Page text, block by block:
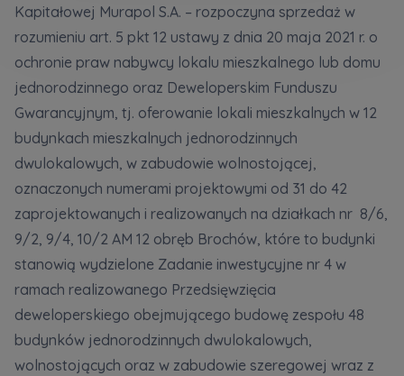
Kapitałowej Murapol S.A. – rozpoczyna sprzedaż w
rozumieniu art. 5 pkt 12 ustawy z dnia 20 maja 2021 r. o
ochronie praw nabywcy lokalu mieszkalnego lub domu
jednorodzinnego oraz Deweloperskim Funduszu
Gwarancyjnym, tj. oferowanie lokali mieszkalnych w 12
budynkach mieszkalnych jednorodzinnych
dwulokalowych, w zabudowie wolnostojącej,
oznaczonych numerami projektowymi od 31 do 42
zaprojektowanych i realizowanych na działkach nr 8/6,
9/2, 9/4, 10/2 AM 12 obręb Brochów, które to budynki
stanowią wydzielone Zadanie inwestycyjne nr 4 w
ramach realizowanego Przedsięwzięcia
deweloperskiego obejmującego budowę zespołu 48
budynków jednorodzinnych dwulokalowych,
wolnostojących oraz w zabudowie szeregowej wraz z
E-mail
Zamawiam obsługę w języku ukraińskim (Замовляю
контакт українською мовою)
Wyrażam wszystkie zgody
Informujemy, że w trosce o najwyższą jakość i
Rozwiń
Wyrażam zgodę na otrzymywanie informacji
handlowych od...
Даю згоду на отримання комерційної інформації
розширити
Кожна особа має право отримати доступ до
своїх персональних
розширити
Регламент надання електронних послуг товариством гк
Murapol
Зв’яжіться з нами
Rozwiń
Wyślij
Rozwiń
Wyślij